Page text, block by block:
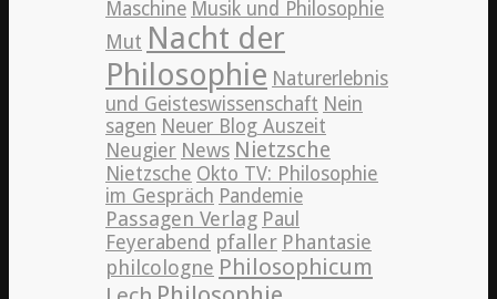
Maschine Musik und Philosophie
Mut Nacht der
Philosophie Naturerlebnis
und Geisteswissenschaft Nein
sagen Neuer Blog Auszeit
Neugier News Nietzsche
Nietzsche Okto TV: Philosophie
im Gespräch Pandemie
Passagen Verlag Paul
Feyerabend pfaller Phantasie
philcologne Philosophicum